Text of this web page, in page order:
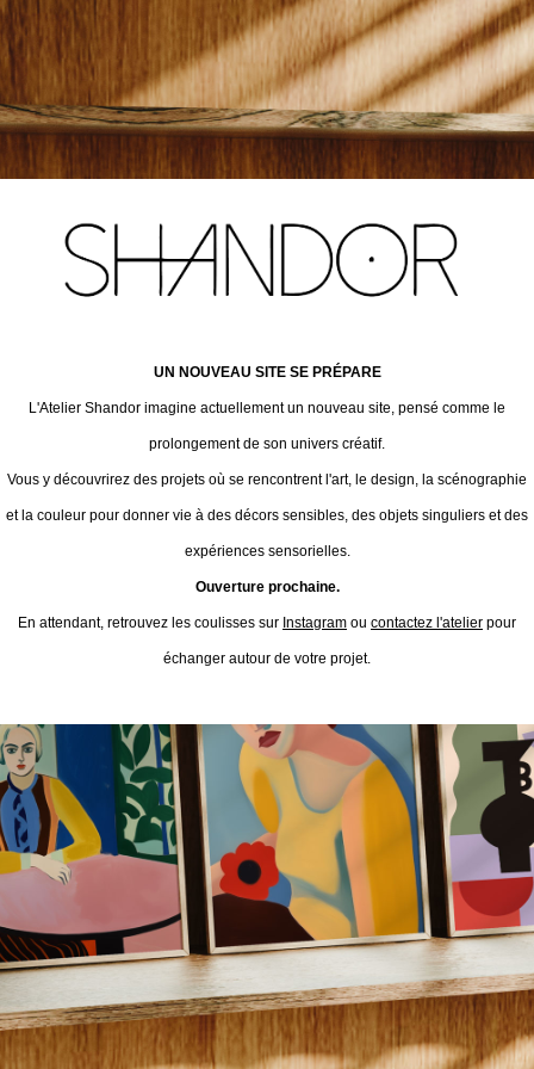
UN NOUVEAU SITE SE PRÉPARE
L'Atelier Shandor imagine actuellement un nouveau site, pensé comme le
prolongement de son univers créatif.
Vous y découvrirez des projets où se rencontrent l'art, le design, la scénographie
et la couleur pour donner vie à des décors sensibles, des objets singuliers et des
expériences sensorielles.
Ouverture prochaine.
En attendant, retrouvez les coulisses sur Instagram ou contactez l'atelier pour
échanger autour de votre projet.